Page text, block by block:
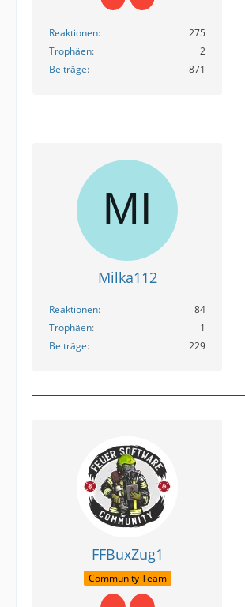
Reaktionen
275
Trophäen
2
Beiträge
871
Milka112
Reaktionen
84
Trophäen
1
Beiträge
229
FFBuxZug1
Community Team